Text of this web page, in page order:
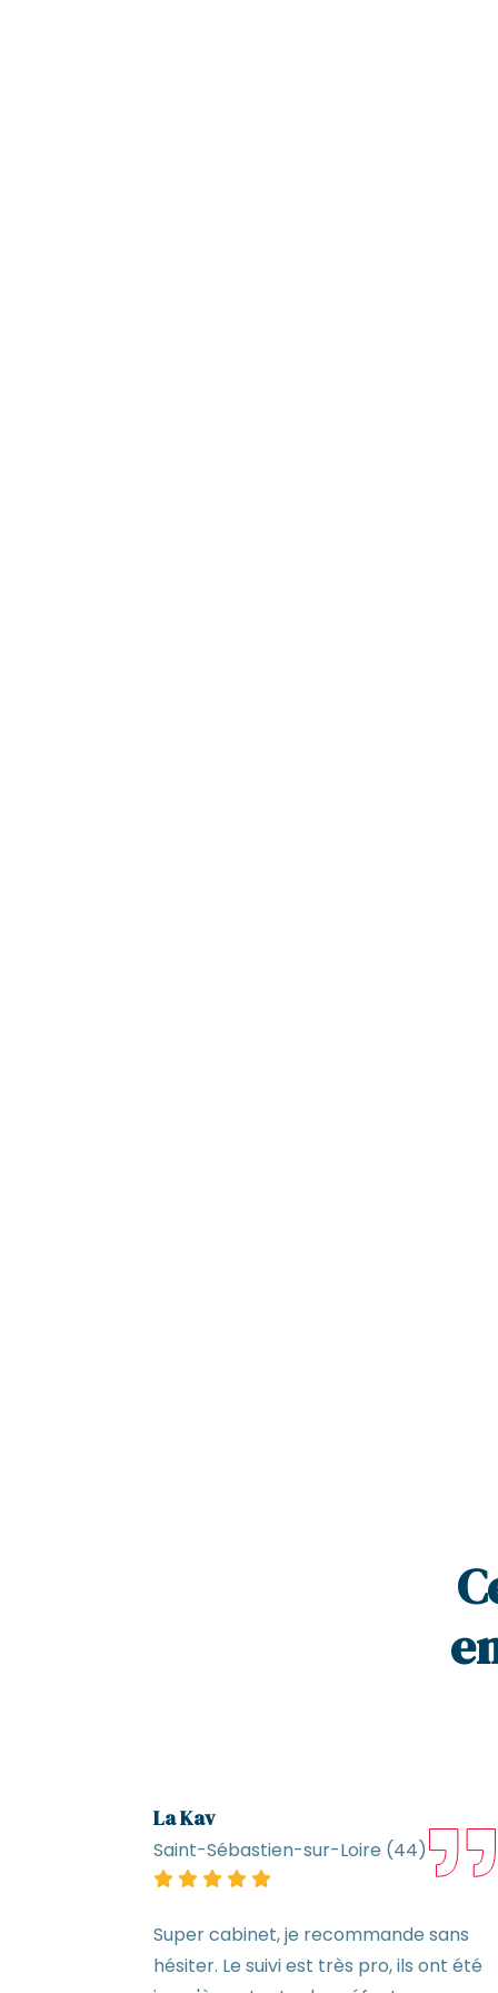
La Kav
Saint-Sébastien-sur-Loire (44)
Super cabinet, je recommande sans
hésiter. Le suivi est très pro, ils ont été